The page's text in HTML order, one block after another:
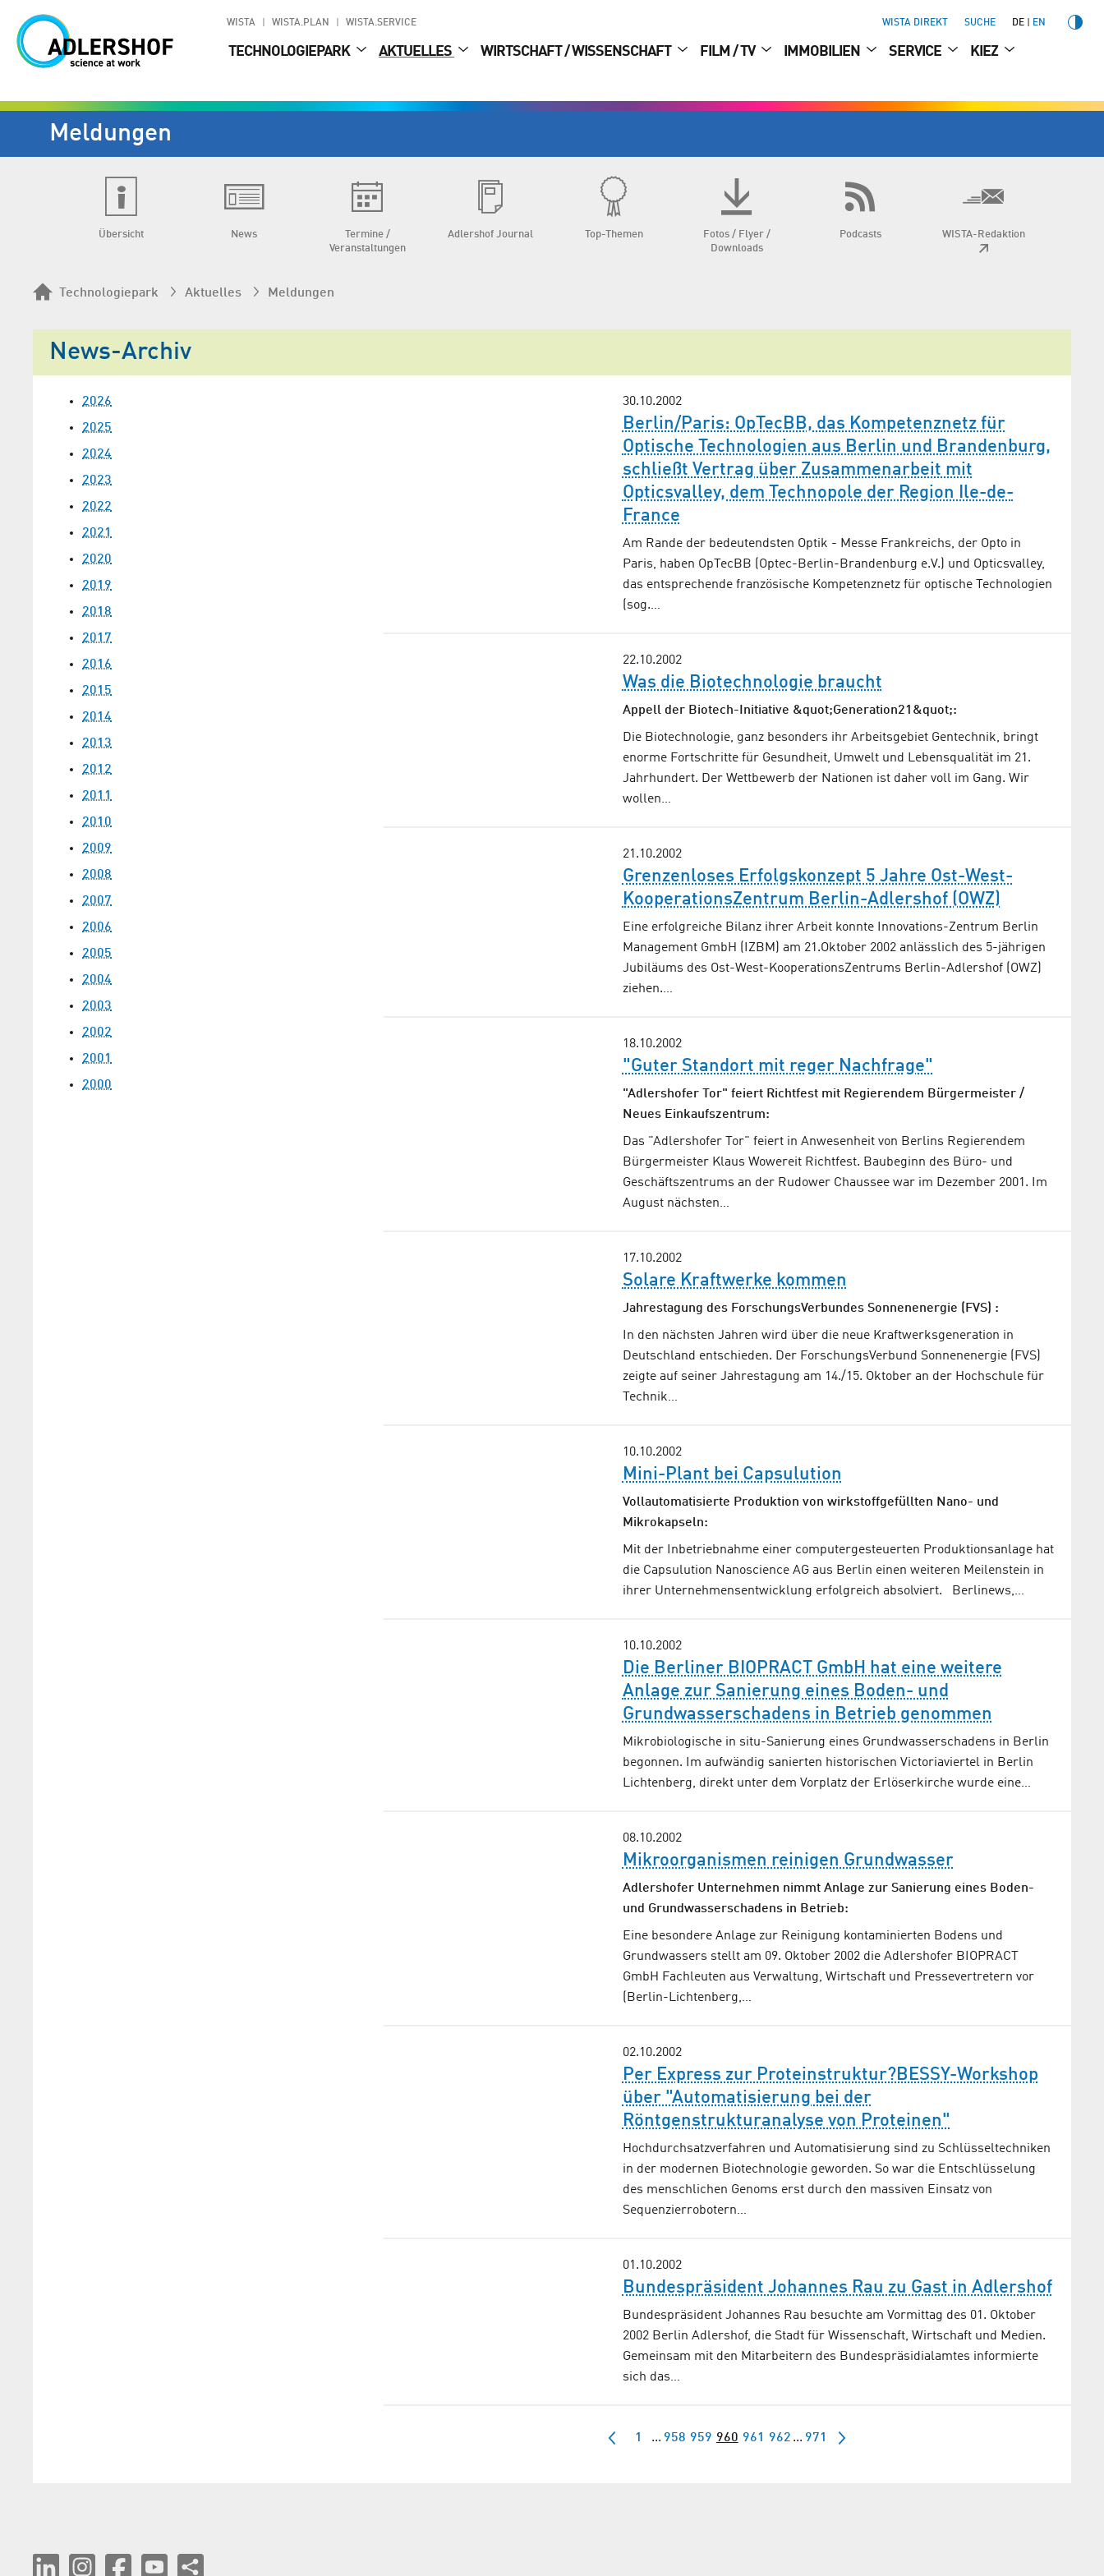
WISTA WISTA.PLAN WISTA.SERVICE WISTA DIREKT SUCHE DE EN
TECHNOLOGIEPARK AKTUELLES WIRTSCHAFT / WISSENSCHAFT FILM / TV IMMOBILIEN SERVICE KIEZ
Meldungen
Übersicht News
Termine /
Veranstaltungen
Adlershof Journal Top-Themen
Fotos / Flyer /
Downloads
Podcasts WISTA-Redaktion
Technologiepark Aktuelles Meldungen
News-Archiv
2026
2025
2024
2023
2022
2021
2020
2019
2018
2017
2016
2015
2014
2013
2012
2011
2010
2009
2008
2007
2006
2005
2004
2003
2002
2001
2000
30.10.2002
Berlin/Paris: OpTecBB, das Kompetenznetz für
Optische Technologien aus Berlin und Brandenburg,
schließt Vertrag über Zusammenarbeit mit
Opticsvalley, dem Technopole der Region Ile-de-
France
Am Rande der bedeutendsten Optik - Messe Frankreichs, der Opto in
Paris, haben OpTecBB (Optec-Berlin-Brandenburg e.V.) und Opticsvalley,
das entsprechende französische Kompetenznetz für optische Technologien
(sog.…
22.10.2002
Was die Biotechnologie braucht
Appell der Biotech-Initiative &quot;Generation21&quot;:
Die Biotechnologie, ganz besonders ihr Arbeitsgebiet Gentechnik, bringt
enorme Fortschritte für Gesundheit, Umwelt und Lebensqualität im 21.
Jahrhundert. Der Wettbewerb der Nationen ist daher voll im Gang. Wir
wollen…
21.10.2002
Grenzenloses Erfolgskonzept 5 Jahre Ost-West-
KooperationsZentrum Berlin-Adlershof (OWZ)
Eine erfolgreiche Bilanz ihrer Arbeit konnte Innovations-Zentrum Berlin
Management GmbH (IZBM) am 21.Oktober 2002 anlässlich des 5-jährigen
Jubiläums des Ost-West-KooperationsZentrums Berlin-Adlershof (OWZ)
ziehen.…
18.10.2002
"Guter Standort mit reger Nachfrage"
"Adlershofer Tor" feiert Richtfest mit Regierendem Bürgermeister /
Neues Einkaufszentrum:
Das "Adlershofer Tor" feiert in Anwesenheit von Berlins Regierendem
Bürgermeister Klaus Wowereit Richtfest. Baubeginn des Büro- und
Geschäftszentrums an der Rudower Chaussee war im Dezember 2001. Im
August nächsten…
17.10.2002
Solare Kraftwerke kommen
Jahrestagung des ForschungsVerbundes Sonnenenergie (FVS) :
In den nächsten Jahren wird über die neue Kraftwerksgeneration in
Deutschland entschieden. Der ForschungsVerbund Sonnenenergie (FVS)
zeigte auf seiner Jahrestagung am 14./15. Oktober an der Hochschule für
Technik…
10.10.2002
Mini-Plant bei Capsulution
Vollautomatisierte Produktion von wirkstoffgefüllten Nano- und
Mikrokapseln:
Mit der Inbetriebnahme einer computergesteuerten Produktionsanlage hat
die Capsulution Nanoscience AG aus Berlin einen weiteren Meilenstein in
ihrer Unternehmensentwicklung erfolgreich absolviert. Berlinews,…
10.10.2002
Die Berliner BIOPRACT GmbH hat eine weitere
Anlage zur Sanierung eines Boden- und
Grundwasserschadens in Betrieb genommen
Mikrobiologische in situ-Sanierung eines Grundwasserschadens in Berlin
begonnen. Im aufwändig sanierten historischen Victoriaviertel in Berlin
Lichtenberg, direkt unter dem Vorplatz der Erlöserkirche wurde eine…
08.10.2002
Mikroorganismen reinigen Grundwasser
Adlershofer Unternehmen nimmt Anlage zur Sanierung eines Boden-
und Grundwasserschadens in Betrieb:
Eine besondere Anlage zur Reinigung kontaminierten Bodens und
Grundwassers stellt am 09. Oktober 2002 die Adlershofer BIOPRACT
GmbH Fachleuten aus Ver­waltung, Wirtschaft und Pressevertretern vor
(Berlin-Lichtenberg,…
02.10.2002
Per Express zur Proteinstruktur?BESSY-Workshop
über "Automatisierung bei der
Röntgenstrukturanalyse von Proteinen"
Hochdurchsatzverfahren und Automatisierung sind zu Schlüsseltechniken
in der modernen Biotechnologie geworden. So war die Entschlüsselung
des menschlichen Genoms erst durch den massiven Einsatz von
Sequenzierrobotern…
01.10.2002
Bundespräsident Johannes Rau zu Gast in Adlershof
Bundespräsident Johannes Rau besuchte am Vormittag des 01. Oktober
2002 Berlin Adlershof, die Stadt für Wissenschaft, Wirtschaft und Medien.
Gemeinsam mit den Mitarbeitern des Bundespräsidialamtes informierte
sich das…
1 ... 958 959 960 961 962 ... 971